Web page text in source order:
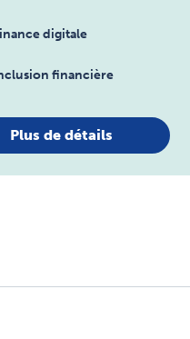
digitale
financière
Plus de détails